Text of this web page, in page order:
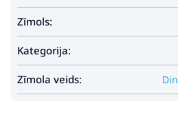
Zīmols:
Kategorija:
Zīmola veids: